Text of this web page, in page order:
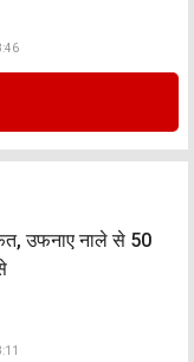
उफनाए नाले से 50